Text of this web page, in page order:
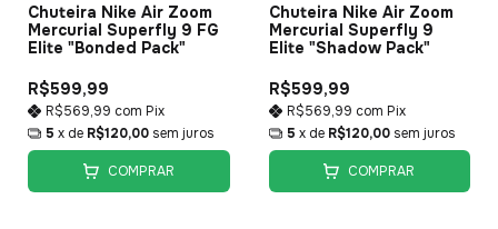
Chuteira Nike Air Zoom
Mercurial Superfly 9 FG
Elite "Bonded Pack"
R$599,99
R$569,99 com Pix
5 x de R$120,00 sem juros
COMPRAR
Chuteira Nike Air Zoom
Mercurial Superfly 9
Elite "Shadow Pack"
R$599,99
R$569,99 com Pix
5 x de R$120,00 sem juros
COMPRAR